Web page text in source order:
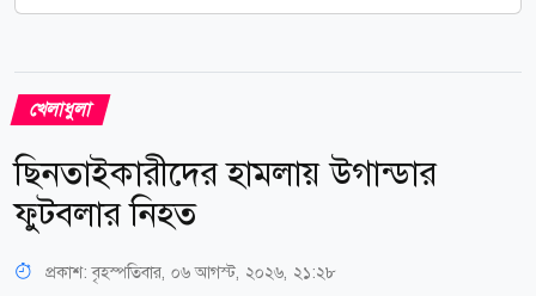
খেলাধুলা
ছিনতাইকারীদের হামলায় উগান্ডার
ফুটবলার নিহত
প্রকাশ:বৃহস্পতিবার, ০৬ আগস্ট, ২০২৬, ২১:২৮